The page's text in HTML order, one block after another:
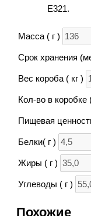
Е321.
Масса ( г )
Срок хранения
Вес короба ( кг )
Кол-во в коробке
Пищевая
Белки( г )
Жиры ( г )
Углеводы ( г )
Похожие